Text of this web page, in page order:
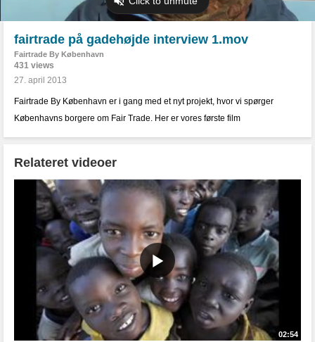
fairtrade på gadehøjde interview 1.mov
Fairtrade By København
431 views
27. april 2013
Fairtrade By København er i gang med et nyt projekt, hvor vi spørger
Københavns borgere om Fair Trade. Her er vores første film
Relateret videoer
02:54